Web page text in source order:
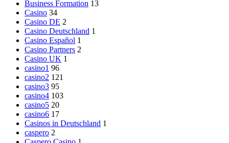
Business Formation 13
Casino 34
Casino DE 2
Casino Deutschland 1
Casino Español 1
Casino Partners 2
Casino UK 1
casino1 96
casino2 121
casino3 95
casino4 103
casino5 20
casino6 17
Casinos in Deutschland 1
caspero 2